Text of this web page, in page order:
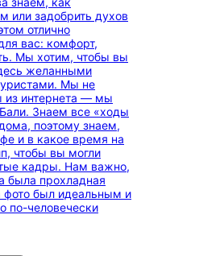
или задобрить духов
отлично
вас: комфорт,
Мы хотим, чтобы вы
желанными
Мы не
из интернета — мы
Знаем все «ходы
поэтому знаем,
и в какое время на
чтобы вы могли
кадры. Нам важно,
была прохладная
фото был идеальным и
по-человечески